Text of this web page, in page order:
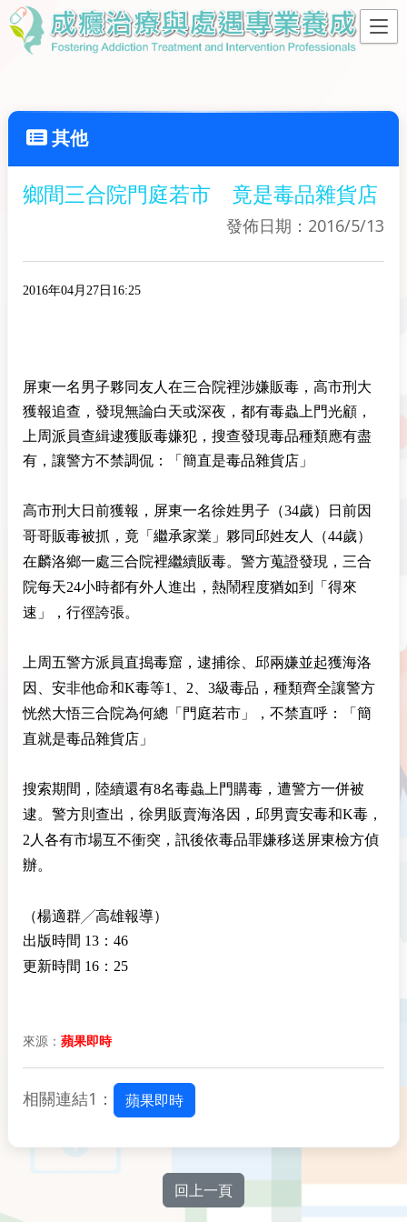
其他
鄉間三合院門庭若市 竟是毒品雜貨店
發佈日期：2016/5/13
2016年04月27日16:25
屏東一名男子夥同友人在三合院裡涉嫌販毒，高市刑大
獲報追查，發現無論白天或深夜，都有毒蟲上門光顧，
上周派員查緝逮獲販毒嫌犯，搜查發現毒品種類應有盡
有，讓警方不禁調侃：「簡直是毒品雜貨店」
高市刑大日前獲報，屏東一名徐姓男子（34歲）日前因
哥哥販毒被抓，竟「繼承家業」夥同邱姓友人（44歲）
在麟洛鄉一處三合院裡繼續販毒。警方蒐證發現，三合
院每天24小時都有外人進出，熱鬧程度猶如到「得來
速」，行徑誇張。
上周五警方派員直搗毒窟，逮捕徐、邱兩嫌並起獲海洛
因、安非他命和K毒等1、2、3級毒品，種類齊全讓警方
恍然大悟三合院為何總「門庭若市」，不禁直呼：「簡
直就是毒品雜貨店」
搜索期間，陸續還有8名毒蟲上門購毒，遭警方一併被
逮。警方則查出，徐男販賣海洛因，邱男賣安毒和K毒，
2人各有市場互不衝突，訊後依毒品罪嫌移送屏東檢方偵
辦。
（楊適群╱高雄報導）
出版時間 13：46
更新時間 16：25
來源： 蘋果即時
相關連結1： 蘋果即時
回上一頁